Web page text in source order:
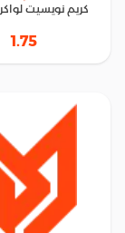
كريم نويسيت لواكر 996 جم
1.75